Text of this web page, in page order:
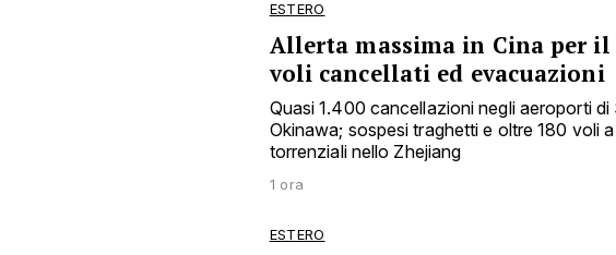
ESTERO
Allerta massima in Cina per
voli cancellati ed evacuazioni
Quasi 1.400 cancellazioni negli aeroporti
Okinawa; sospesi traghetti e oltre 180 voli
torrenziali nello Zhejiang
1 ora
ESTERO